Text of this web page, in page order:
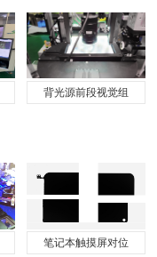
背光源前段视觉组
笔记本触摸屏对位